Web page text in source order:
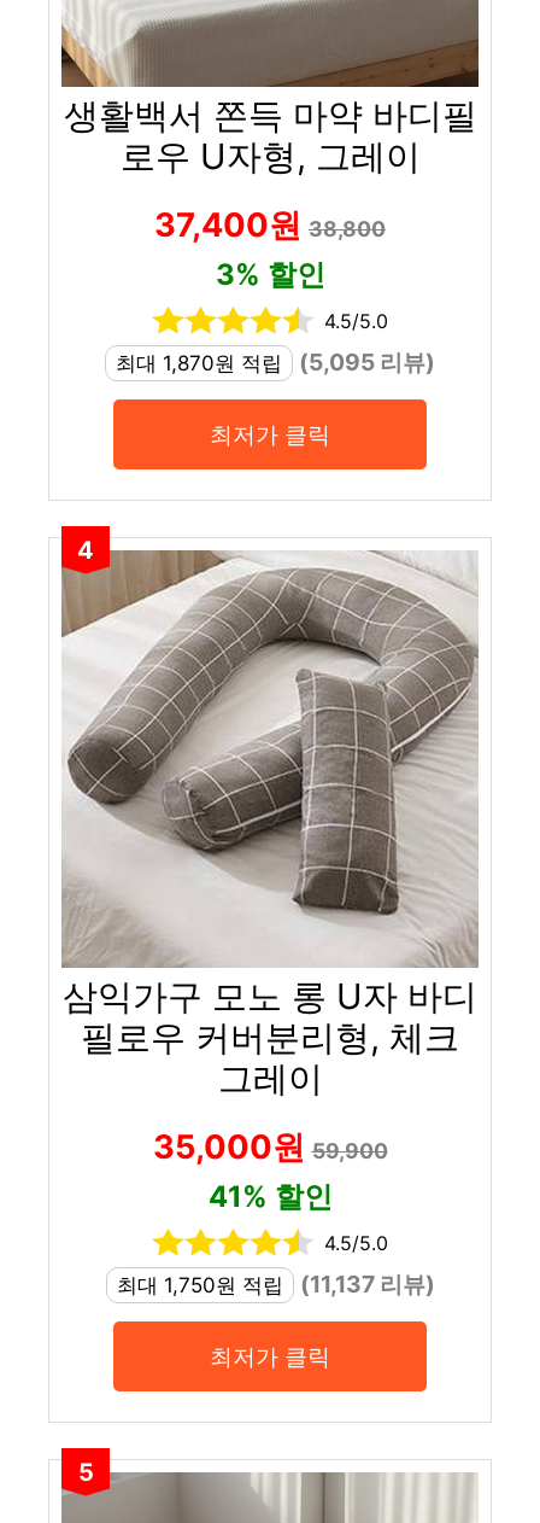
생활백서 쫀득 마약 바디필
로우 U자형, 그레이
37,400원 38,800
3% 할인
4.5/5.0
최대 1,870원 적립
(5,095 리뷰)
최저가 클릭
4
삼익가구 모노 롱 U자 바디
필로우 커버분리형, 체크
그레이
35,000원59,900
41% 할인
4.5/5.0
최대 1,750원 적립
(11,137 리뷰)
최저가 클릭
5